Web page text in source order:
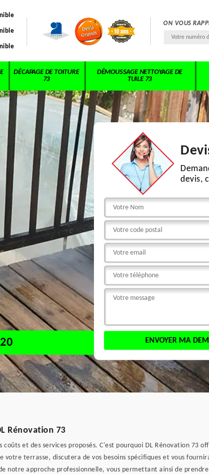
ON VOUS
DÉCAPAGE DE TOITURE
73
DÉMOUSSAGE NETTOYAGE DE
TUILE 73
devis,
Rénovation 73
et des services proposés. C'est pourquoi DL Rénovation 73
terrasse, discutera de vos besoins spécifiques et vous
approche professionnelle, vous permettant ainsi de prendre